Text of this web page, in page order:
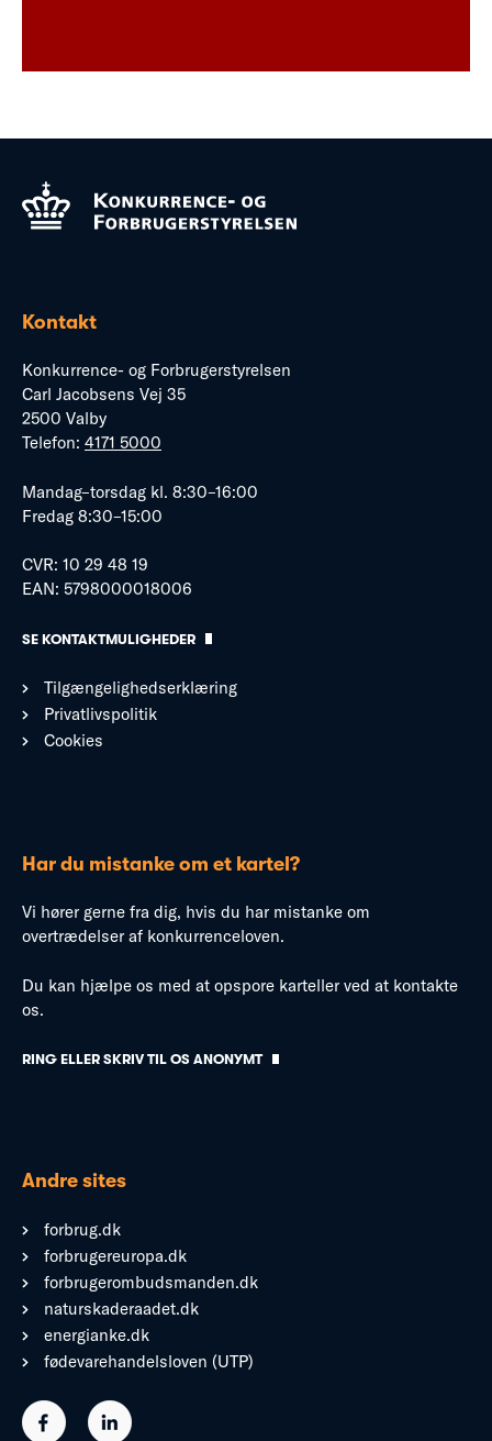
Kontakt
Konkurrence- og Forbrugerstyrelsen
Carl Jacobsens Vej 35
2500 Valby
Telefon: 4171 5000
Mandag–torsdag kl. 8:30–16:00
Fredag 8:30–15:00
CVR: 10 29 48 19
EAN: 5798000018006
SE KONTAKTMULIGHEDER
Tilgængelighedserklæring
Privatlivspolitik
Cookies
Har du mistanke om et kartel?
Vi hører gerne fra dig, hvis du har mistanke om
overtrædelser af konkurrenceloven.
Du kan hjælpe os med at opspore karteller ved at kontakte
os.
RING ELLER SKRIV TIL OS ANONYMT
Andre sites
forbrug.dk
forbrugereuropa.dk
forbrugerombudsmanden.dk
naturskaderaadet.dk
energianke.dk
fødevarehandelsloven (UTP)